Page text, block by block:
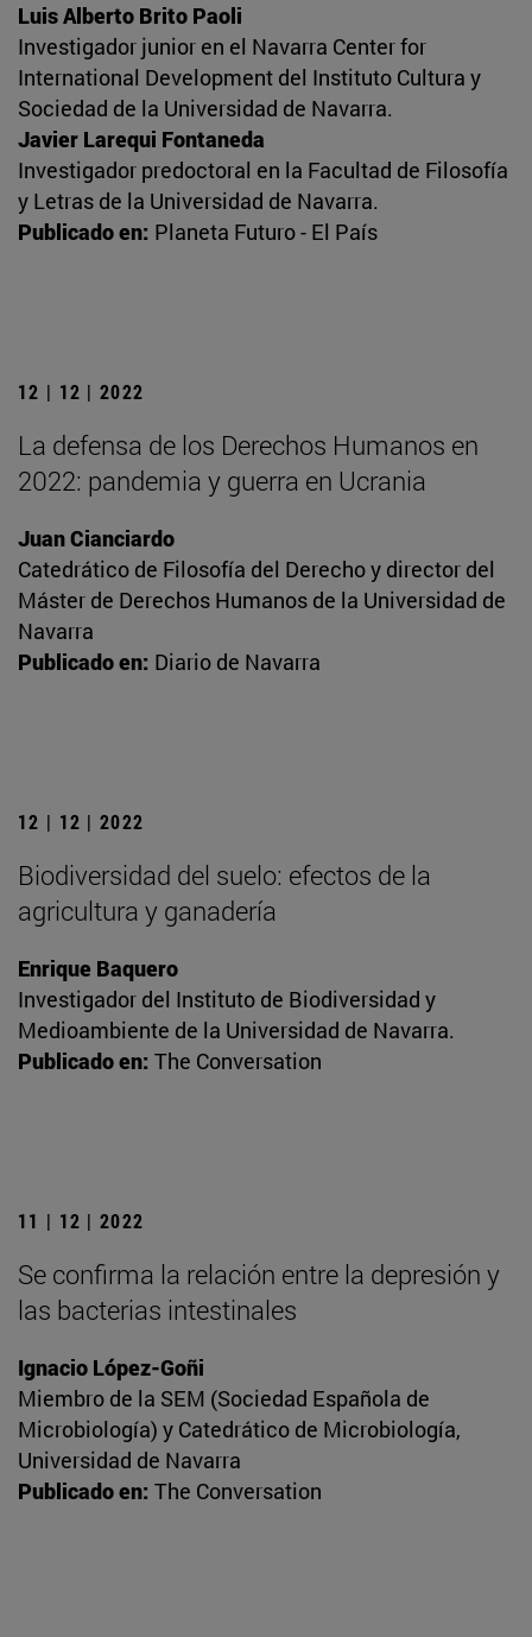
Luis Alberto Brito Paoli
Investigador junior en el Navarra Center for
International Development del Instituto Cultura y
Sociedad de la Universidad de Navarra.
Javier Larequi Fontaneda
Investigador predoctoral en la Facultad de Filosofía
y Letras de la Universidad de Navarra.
Publicado en: Planeta Futuro - El País
12 | 12 | 2022
La defensa de los Derechos Humanos en
2022: pandemia y guerra en Ucrania
Juan Cianciardo
Catedrático de Filosofía del Derecho y director del
Máster de Derechos Humanos de la Universidad de
Navarra
Publicado en: Diario de Navarra
12 | 12 | 2022
Biodiversidad del suelo: efectos de la
agricultura y ganadería
Enrique Baquero
Investigador del Instituto de Biodiversidad y
Medioambiente de la Universidad de Navarra.
Publicado en: The Conversation
11 | 12 | 2022
Se confirma la relación entre la depresión y
las bacterias intestinales
Ignacio López-Goñi
Miembro de la SEM (Sociedad Española de
Microbiología) y Catedrático de Microbiología,
Universidad de Navarra
Publicado en: The Conversation